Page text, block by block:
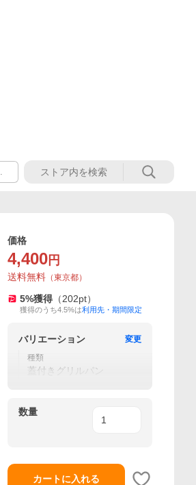
価格
4,400 円
送料無料 （東京都）
5%獲得 （202pt）
獲得のうち4.5%は利用先・期間限定
バリエーション
変更
種類
蓋付きグリルパン
数量
カートに入れる